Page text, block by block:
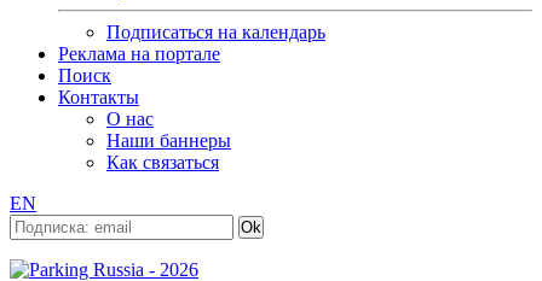
Подписаться на календарь
Реклама на портале
Поиск
Контакты
О нас
Наши баннеры
Как связаться
EN